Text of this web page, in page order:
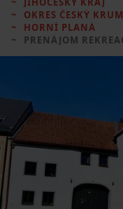
OKRES ČESKÝ
HORNÍ PLANÁ
PRENÁJOM